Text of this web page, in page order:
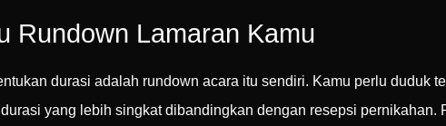
Rundown Lamaran Kamu
durasi adalah rundown acara itu sendiri. Kamu perlu duduk
yang lebih singkat dibandingkan dengan resepsi pernikahan.